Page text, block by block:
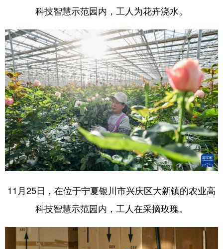
科技智慧示范园内，工人为花卉浇水。
11月25日，在位于宁夏银川市兴庆区大新镇的农业高
科技智慧示范园内，工人在采摘玫瑰。